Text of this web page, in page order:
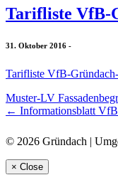
Tarifliste VfB-
31. Oktober 2016 -
Tarifliste VfB-
Muster-LV
← Informationsblatt
© 2026 Gründach |
× Close